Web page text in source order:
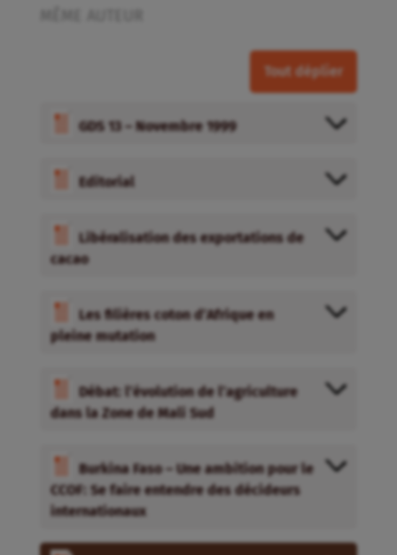
Tout déplier
GDS 13 – Novembre 1999
Editorial
Libéralisation des exportations de
cacao
Les filières coton d’Afrique en
pleine mutation
Débat: l’évolution de l’agriculture
dans la Zone de Mali Sud
Burkina Faso – Une ambition pour le
CCOF: Se faire entendre des décideurs
internationaux